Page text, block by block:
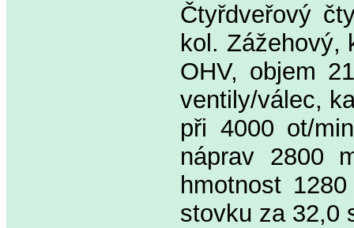
Čtyřdveřový
kol. Zážehový,
OHV, objem
ventily/válec,
při 4000 ot/
náprav 2800
hmotnost
stovku za 32,0